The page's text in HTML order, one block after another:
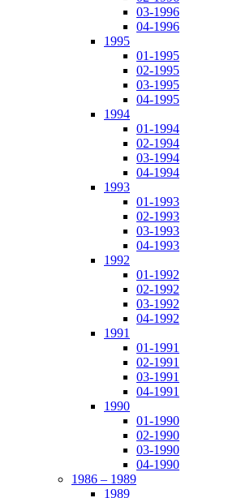
03-1996
04-1996
1995
01-1995
02-1995
03-1995
04-1995
1994
01-1994
02-1994
03-1994
04-1994
1993
01-1993
02-1993
03-1993
04-1993
1992
01-1992
02-1992
03-1992
04-1992
1991
01-1991
02-1991
03-1991
04-1991
1990
01-1990
02-1990
03-1990
04-1990
1986 – 1989
1989